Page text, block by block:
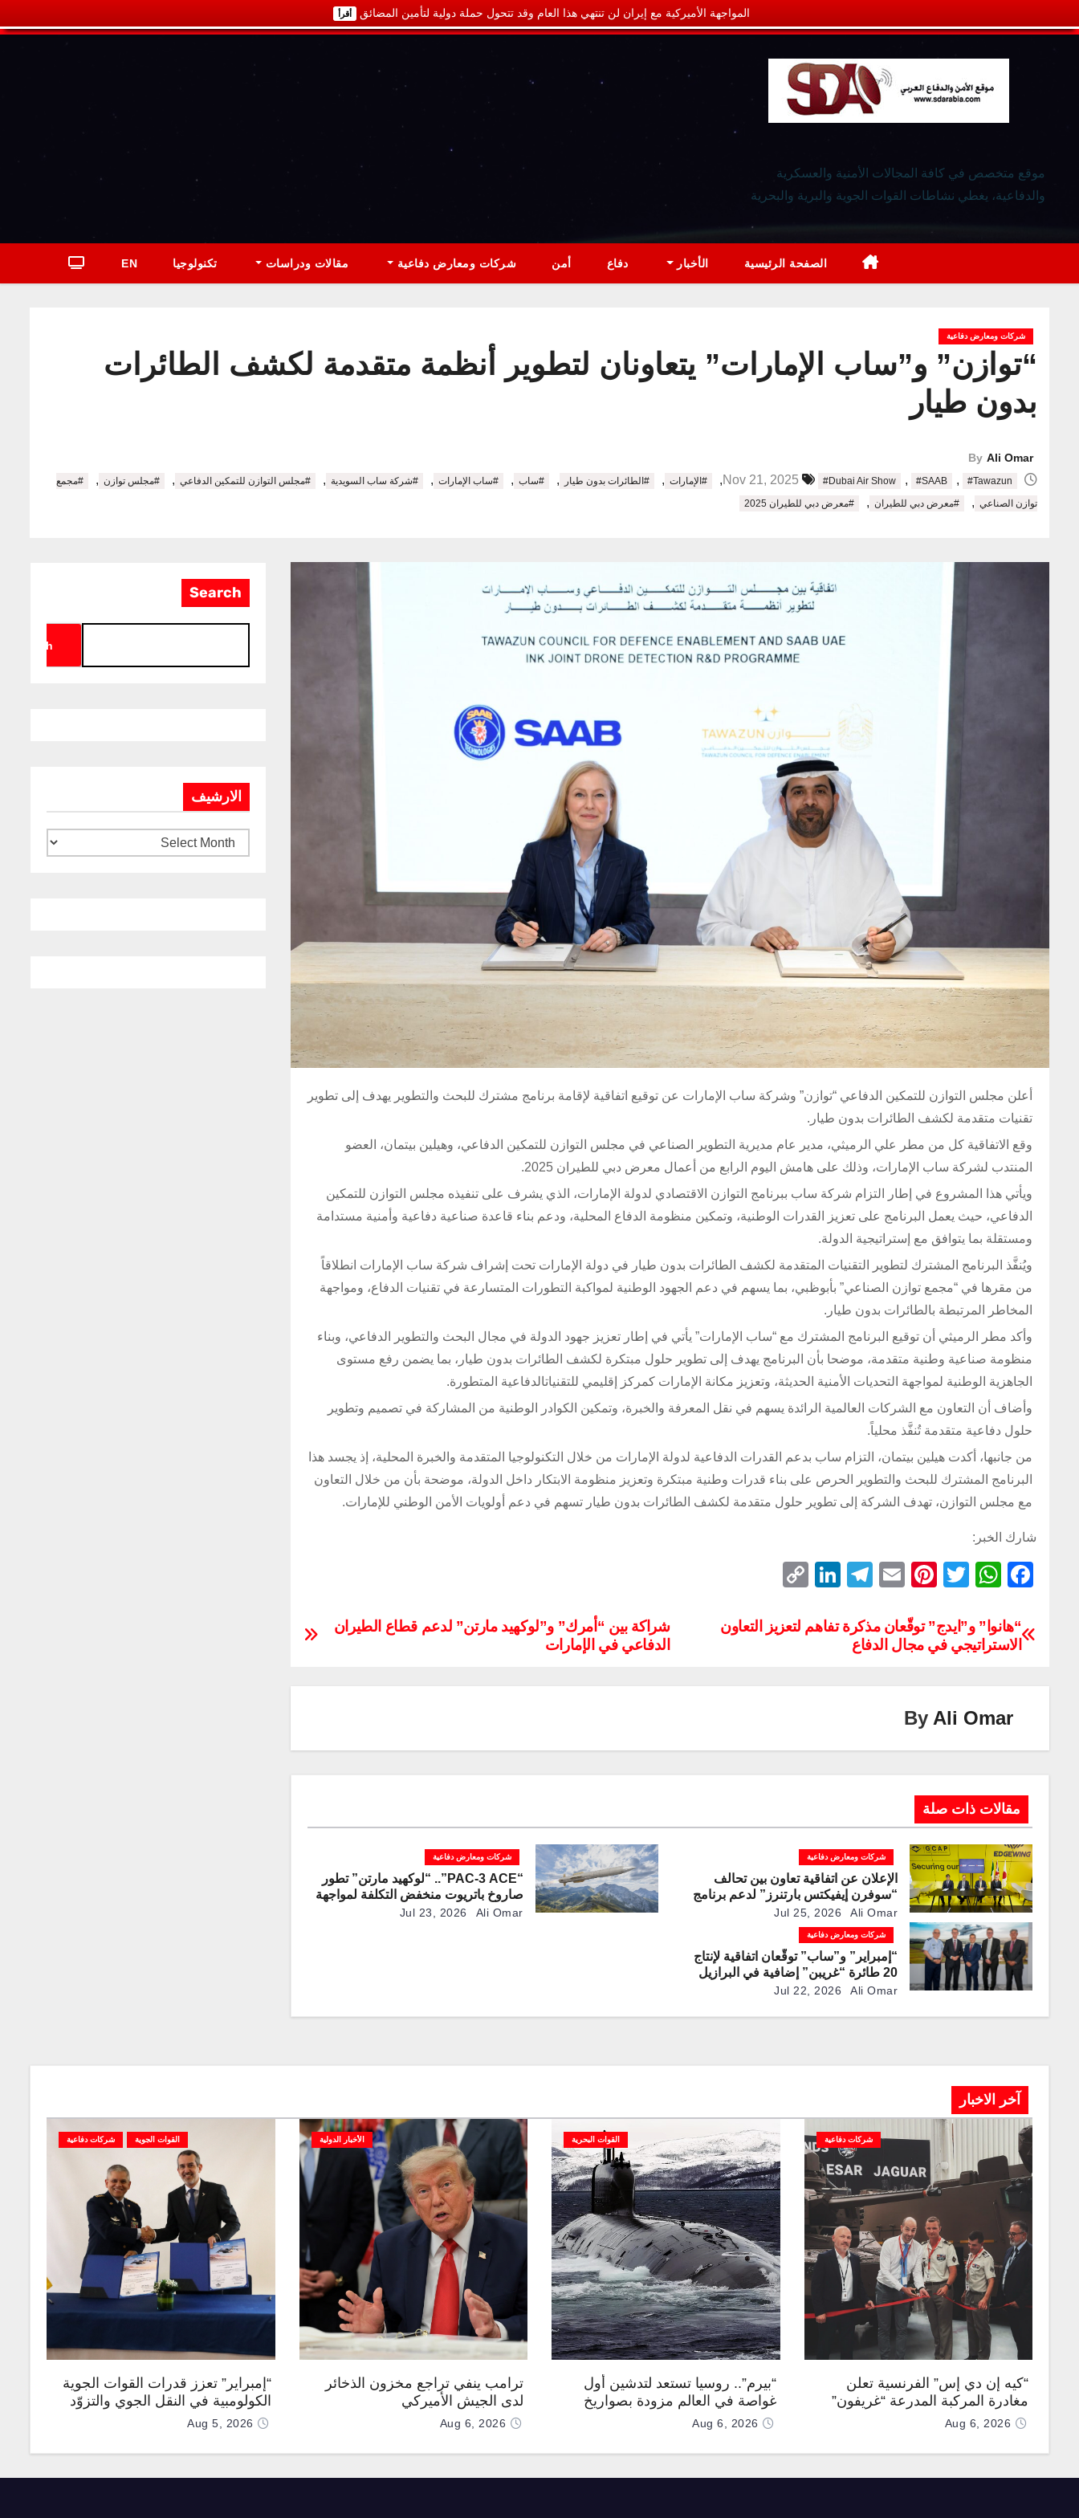
المواجهة الأميركية مع إيران لن تنتهي هذا العام وقد تتحول حملة دولية لتأمين المضائق أقرأ
موقع متخصص في كافة المجالات الأمنية والعسكرية
والدفاعية، يغطي نشاطات القوات الجوية والبرية والبحرية
الصفحة الرئيسية الأخبار دفاع أمن شركات ومعارض دفاعية مقالات ودراسات تكنولوجيا EN
شركات ومعارض دفاعية
“توازن” و”ساب الإمارات” يتعاونان لتطوير أنظمة متقدمة لكشف الطائرات
بدون طيار
By Ali Omar
#Dubai Air Show , #SAAB , #Tawazun
, #الإمارات , #الطائرات بدون طيار , #ساب , #ساب الإمارات , #شركة ساب السويدية , #مجلس التوازن للتمكين الدفاعي , #مجلس توازن ,
#مجمع
توازن الصناعي , #معرض دبي للطيران , #معرض دبي للطيران 2025
أعلن مجلس التوازن للتمكين الدفاعي “توازن” وشركة ساب الإمارات عن توقيع اتفاقية لإقامة برنامج مشترك للبحث والتطوير يهدف إلى تطوير
تقنيات متقدمة لكشف الطائرات بدون طيار.
وقع الاتفاقية كل من مطر علي الرميثي، مدير عام مديرية التطوير الصناعي في مجلس التوازن للتمكين الدفاعي، وهيلين بيتمان، العضو
المنتدب لشركة ساب الإمارات، وذلك على هامش اليوم الرابع من أعمال معرض دبي للطيران 2025.
ويأتي هذا المشروع في إطار التزام شركة ساب ببرنامج التوازن الاقتصادي لدولة الإمارات، الذي يشرف على تنفيذه مجلس التوازن للتمكين
الدفاعي، حيث يعمل البرنامج على تعزيز القدرات الوطنية، وتمكين منظومة الدفاع المحلية، ودعم بناء قاعدة صناعية دفاعية وأمنية مستدامة
ومستقلة بما يتوافق مع إستراتيجية الدولة.
ويُنفَّذ البرنامج المشترك لتطوير التقنيات المتقدمة لكشف الطائرات بدون طيار في دولة الإمارات تحت إشراف شركة ساب الإمارات انطلاقاً
من مقرها في “مجمع توازن الصناعي” بأبوظبي، بما يسهم في دعم الجهود الوطنية لمواكبة التطورات المتسارعة في تقنيات الدفاع، ومواجهة
المخاطر المرتبطة بالطائرات بدون طيار.
وأكد مطر الرميثي أن توقيع البرنامج المشترك مع “ساب الإمارات” يأتي في إطار تعزيز جهود الدولة في مجال البحث والتطوير الدفاعي، وبناء
منظومة صناعية وطنية متقدمة، موضحا بأن البرنامج يهدف إلى تطوير حلول مبتكرة لكشف الطائرات بدون طيار، بما يضمن رفع مستوى
الجاهزية الوطنية لمواجهة التحديات الأمنية الحديثة، وتعزيز مكانة الإمارات كمركز إقليمي للتقنياتالدفاعية المتطورة.
وأضاف أن التعاون مع الشركات العالمية الرائدة يسهم في نقل المعرفة والخبرة، وتمكين الكوادر الوطنية من المشاركة في تصميم وتطوير
حلول دفاعية متقدمة تُنفَّذ محلياً.
من جانبها، أكدت هيلين بيتمان، التزام ساب بدعم القدرات الدفاعية لدولة الإمارات من خلال التكنولوجيا المتقدمة والخبرة المحلية، إذ يجسد هذا
البرنامج المشترك للبحث والتطوير الحرص على بناء قدرات وطنية مبتكرة وتعزيز منظومة الابتكار داخل الدولة، موضحة بأن من خلال التعاون
مع مجلس التوازن، تهدف الشركة إلى تطوير حلول متقدمة لكشف الطائرات بدون طيار تسهم في دعم أولويات الأمن الوطني للإمارات.
شارك الخبر:
F
c
e
o
k
W
at
s
p
T
tt
er
Pi
er
e
E
ail
T
e
Li
k
p
شراكة بين “أمرك” و”لوكهيد مارتن” لدعم قطاع الطيران
الدفاعي في الإمارات
“هانوا” و”ايدج” توقّعان مذكرة تفاهم لتعزيز التعاون
الاستراتيجي في مجال الدفاع
By Ali Omar
مقالات ذات صلة
شركات ومعارض دفاعية
الإعلان عن اتفاقية تعاون بين تحالف
“سوفرن إيفيكتس بارتنرز” لدعم برنامج
القتال الجوي العالمي
Jul 25, 2026 Ali Omar
شركات ومعارض دفاعية
“PAC-3 ACE”.. “لوكهيد مارتن” تطور
صاروخ باتريوت منخفض التكلفة لمواجهة
المسيرات
Jul 23, 2026 Ali Omar
شركات ومعارض دفاعية
“إمبراير” و”ساب” توقّعان اتفاقية لإنتاج
20 طائرة “غريبن” إضافية في البرازيل
Jul 22, 2026 Ali Omar
Search
Search
الارشيف
آخر الاخبار
شركات دفاعية
“كيه إن دي إس” الفرنسية تعلن
مغادرة المركبة المدرعة “غريفون”
رقم 1000 لخط الإنتاجAug 6, 2026
القوات البحرية
“بيرم”.. روسيا تستعد لتدشين أول
غواصة في العالم مزودة بصواريخ
كروز فرط صوتية
Aug 6, 2026
الأخبار الدولية
ترامب ينفي تراجع مخزون الذخائر
لدى الجيش الأميركي
Aug 6, 2026
القوات الجوية شركات دفاعية
“إمبراير” تعزز قدرات القوات الجوية
الكولومبية في النقل الجوي والتزوّد
بالوقود جوًا من خلال تزويدها بطائرتي
Aug 5, 2026